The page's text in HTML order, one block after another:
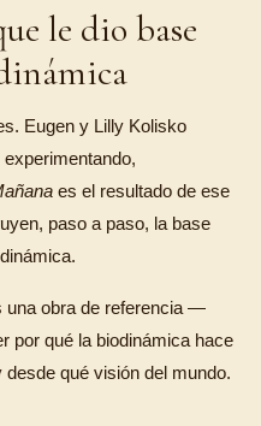
le dio base
Eugen y Lilly Kolisko
es el resultado de ese
paso a paso, la base
una obra de referencia —
por qué la biodinámica hace
qué visión del mundo.